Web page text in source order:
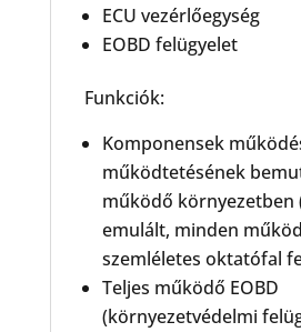
ECU vezérlőegység
EOBD felügyelet
Funkciók:
Komponensek
működtetésének
működő környezetben
emulált, minden
szemléletes oktatófal
Teljes működő EOBD
(környezetvédelmi